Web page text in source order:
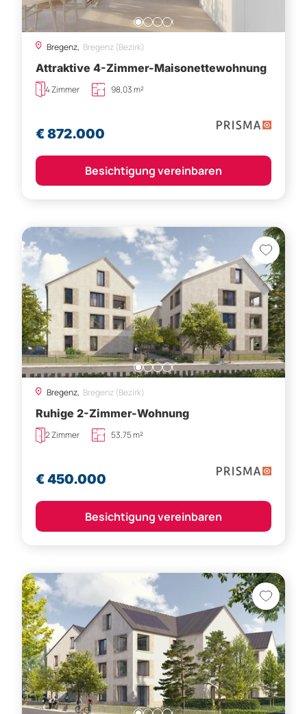
Bregenz, Bregenz (Bezirk)
Attraktive 4-Zimmer-Maisonettewohnung
4 Zimmer 98,03 m²
€ 872.000
Besichtigung vereinbaren
Bregenz, Bregenz (Bezirk)
Ruhige 2-Zimmer-Wohnung
2 Zimmer 53,75 m²
€ 450.000
Besichtigung vereinbaren